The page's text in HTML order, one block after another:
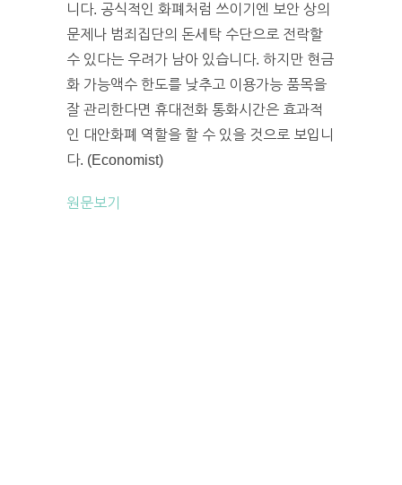
니다. 공식적인 화폐처럼 쓰이기엔 보안 상의
문제나 범죄집단의 돈세탁 수단으로 전락할
수 있다는 우려가 남아 있습니다. 하지만 현금
화 가능액수 한도를 낮추고 이용가능 품목을
잘 관리한다면 휴대전화 통화시간은 효과적
인 대안화폐 역할을 할 수 있을 것으로 보입니
다. (Economist)
원문보기